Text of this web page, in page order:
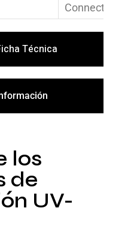
Connect), etc.
Técnica
los
de
UV-